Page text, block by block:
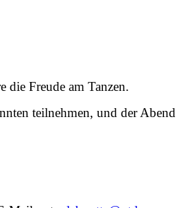
die Freude am Tanzen.
teilnehmen, und der Abend